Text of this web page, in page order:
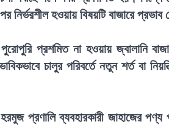
হওয়ায় বিষয়টি বাজারে প্রভাব
প্রশমিত না হওয়ায় জ্বালানি
চালুর পরিবর্তে নতুন শর্ত বা
প্রণালি ব্যবহারকারী জাহাজের